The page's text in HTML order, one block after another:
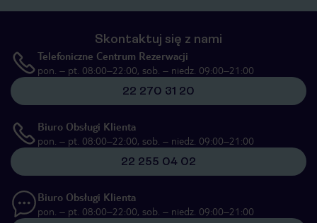
Skontaktuj się z nami
Telefoniczne Centrum Rezerwacji
pon. – pt. 08:00–22:00, sob. – niedz. 09:00–21:00
22 270 31 20
Biuro Obsługi Klienta
pon. – pt. 08:00–22:00, sob. – niedz. 09:00–21:00
22 255 04 02
Biuro Obsługi Klienta
pon. – pt. 08:00–22:00, sob. – niedz. 09:00–21:00